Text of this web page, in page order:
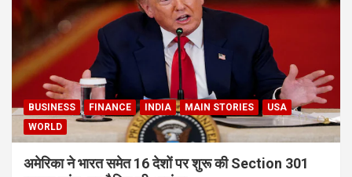
BUSINESS FINANCE INDIA MAIN STORIES
USA
WORLD
अमेरिका ने भारत समेत 16 देशों पर शुरू की Section 301